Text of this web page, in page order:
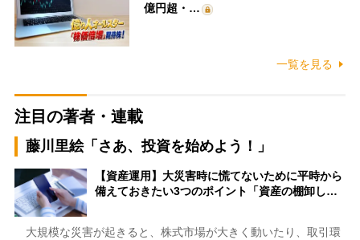
億円超・…
一覧を見る
注目の著者・連載
藤川里絵「さあ、投資を始めよう！」
【資産運用】大災害時に慌てないために平時から
備えておきたい3つのポイント「資産の棚卸し…
大規模な災害が起きると、株式市場が大きく動いたり、取引環